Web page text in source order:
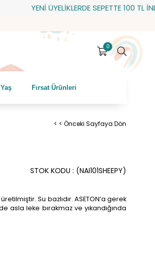
YENİ ÜYELİKLERDE SEPETTE 100 TL
0
Yaş Fırsat Ürünleri
< < Önceki Sayfaya Dön
(NAI101SHEEPY)
STOK KODU
Su bazlıdır. ASETON’a gerek
asla leke bırakmaz ve yıkandığında